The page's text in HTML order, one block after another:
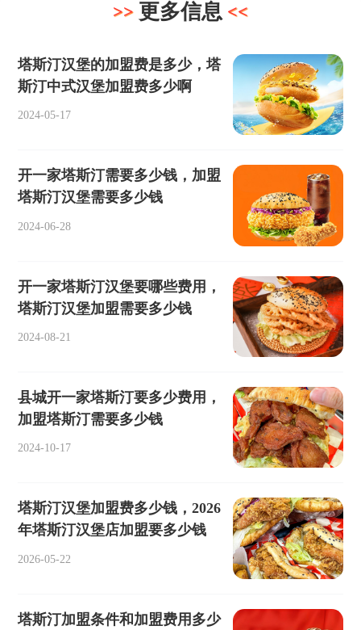
更多信息
塔斯汀汉堡的加盟费是多少，塔
斯汀中式汉堡加盟费多少啊
2024-05-17
开一家塔斯汀需要多少钱，加盟
塔斯汀汉堡需要多少钱
2024-06-28
开一家塔斯汀汉堡要哪些费用，
塔斯汀汉堡加盟需要多少钱
2024-08-21
县城开一家塔斯汀要多少费用，
加盟塔斯汀需要多少钱
2024-10-17
塔斯汀汉堡加盟费多少钱，2026
年塔斯汀汉堡店加盟要多少钱
2026-05-22
塔斯汀加盟条件和加盟费用多少